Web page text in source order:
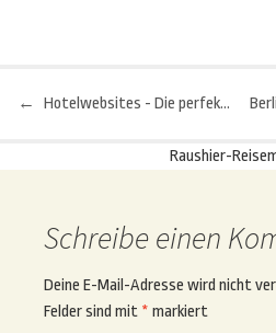
Beitragsnavigation
← Hotelwebsites - Die perfekte Urlaubsunterkunft erkennen
Raushier-
Schreibe einen
Deine E-Mail-Adresse wird nicht
Felder sind mit * markiert